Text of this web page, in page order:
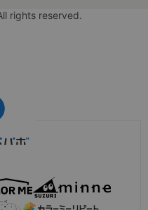
rights reserved.